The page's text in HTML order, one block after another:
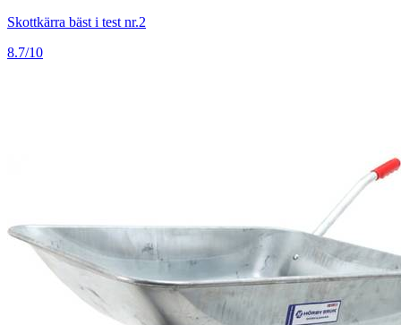
Skottkärra bäst i test nr.2
8.7/10